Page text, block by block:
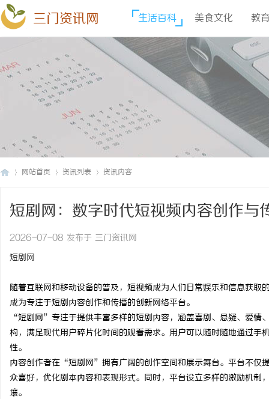
三门资讯网 生活百科 美食文化 教
网站首页 资讯列表 资讯内容
短剧网：数字时代短视频内容创作与
2026-07-08 发布于 三门资讯网
短剧网
随着互联网和移动设备的普及，短视频成为人们日常娱乐和信息获
成为专注于短剧内容创作和传播的创新网络平台。
“短剧网”专注于提供丰富多样的短剧内容，涵盖喜剧、悬疑、爱情
构，满足现代用户碎片化时间的观看需求。用户可以随时随地通过
性。
内容创作者在“短剧网”拥有广阔的创作空间和展示舞台。平台不仅
众喜好，优化剧本内容和表现形式。同时，平台设立多样的激励机
壤。